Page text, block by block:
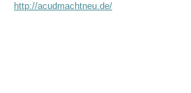
http://acudmachtneu.de/